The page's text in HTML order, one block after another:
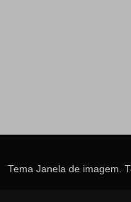
Tema Janela de imagem.